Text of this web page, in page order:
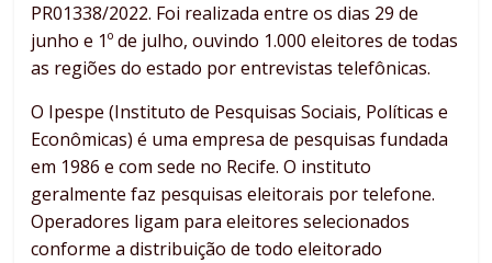
PR01338/2022. Foi realizada entre os dias 29 de
junho e 1º de julho, ouvindo 1.000 eleitores de todas
as regiões do estado por entrevistas telefônicas.
O Ipespe (Instituto de Pesquisas Sociais, Políticas e
Econômicas) é uma empresa de pesquisas fundada
em 1986 e com sede no Recife. O instituto
geralmente faz pesquisas eleitorais por telefone.
Operadores ligam para eleitores selecionados
conforme a distribuição de todo eleitorado